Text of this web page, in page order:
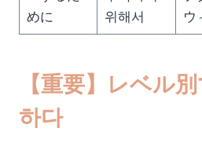
めに
위해서
ウ
【重要】レベル
하다